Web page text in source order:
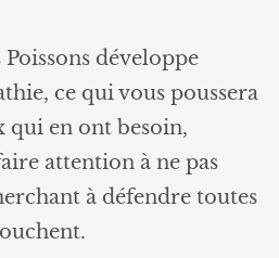
développe
ce qui vous poussera
qui en ont besoin,
attention à ne pas
à défendre toutes